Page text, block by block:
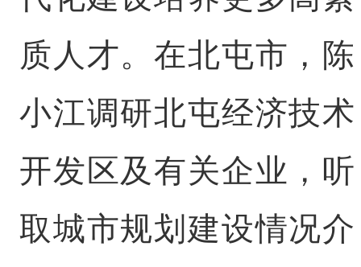
质人才。在北屯市，陈
小江调研北屯经济技术
开发区及有关企业，听
取城市规划建设情况介